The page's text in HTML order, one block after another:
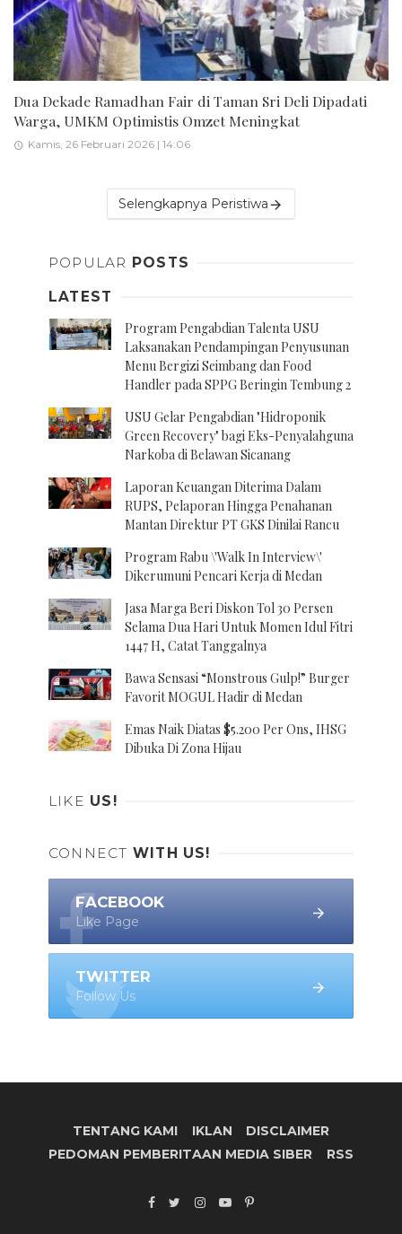
Dua Dekade Ramadhan Fair di Taman Sri Deli Dipadati
Warga, UMKM Optimistis Omzet Meningkat
Kamis, 26 Februari 2026 | 14:06
Selengkapnya Peristiwa
POPULAR POSTS
LATEST
Program Pengabdian Talenta USU
Laksanakan Pendampingan Penyusunan
Menu Bergizi Seimbang dan Food
Handler pada SPPG Beringin Tembung 2
USU Gelar Pengabdian "Hidroponik
Green Recovery" bagi Eks-Penyalahguna
Narkoba di Belawan Sicanang
Laporan Keuangan Diterima Dalam
RUPS, Pelaporan Hingga Penahanan
Mantan Direktur PT GKS Dinilai Rancu
Program Rabu \'Walk In Interview\'
Dikerumuni Pencari Kerja di Medan
Jasa Marga Beri Diskon Tol 30 Persen
Selama Dua Hari Untuk Momen Idul Fitri
1447 H, Catat Tanggalnya
Bawa Sensasi “Monstrous Gulp!” Burger
Favorit MOGUL Hadir di Medan
Emas Naik Diatas $5.200 Per Ons, IHSG
Dibuka Di Zona Hijau
LIKE US!
CONNECT WITH US!
FACEBOOK
Like Page
TWITTER
Follow Us
TENTANG KAMI IKLAN
DISCLAIMER
PEDOMAN PEMBERITAAN MEDIA SIBER
RSS